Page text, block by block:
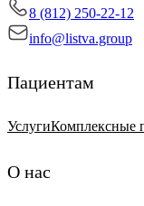
8 (812) 250-22-12
info@listva.group
Пациентам
УслугиКомплексные
О нас